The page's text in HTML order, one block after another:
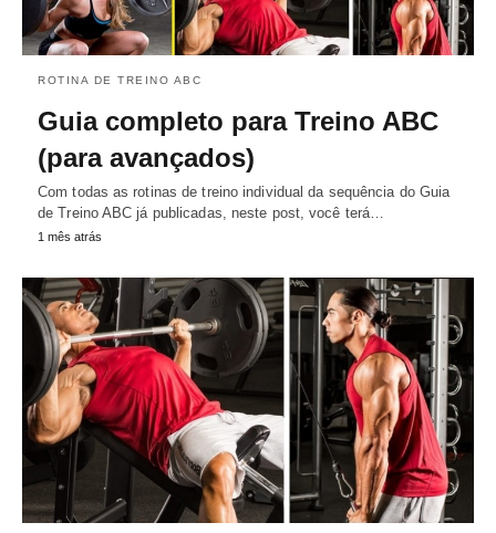
ROTINA DE TREINO ABC
Guia completo para Treino ABC
(para avançados)
Com todas as rotinas de treino individual da sequência do Guia
de Treino ABC já publicadas, neste post, você terá…
1 mês atrás